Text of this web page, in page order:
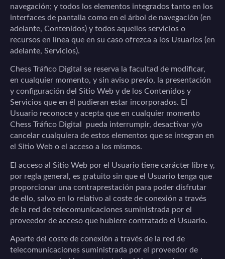
navegación; y todos los elementos integrados tanto en los
interfaces de pantalla como en el árbol de navegación (en
adelante, Contenidos) y todos aquellos servicios o
recursos en línea que en su caso ofrezca a los Usuarios (en
adelante, Servicios).
Chess Tráfico Digital se reserva la facultad de modificar,
en cualquier momento, y sin aviso previo, la presentación
y configuración del Sitio Web y de los Contenidos y
Servicios que en él pudieran estar incorporados. El
Usuario reconoce y acepta que en cualquier momento
Chess Tráfico Digital
pueda interrumpir, desactivar y/o
cancelar cualquiera de estos elementos que se integran en
el Sitio Web o el acceso a los mismos.
El acceso al Sitio Web por el Usuario tiene carácter libre y,
por regla general, es gratuito sin que el Usuario tenga que
proporcionar una contraprestación para poder disfrutar
de ello, salvo en lo relativo al coste de conexión a través
de la red de telecomunicaciones suministrada por el
proveedor de acceso que hubiere contratado el Usuario.
Aparte del coste de conexión a través de la red de
telecomunicaciones suministrada por el proveedor de